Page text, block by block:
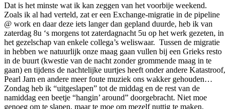
Dat is het minste wat ik kan zeggen van het voorbije weekend.
Zoals ik al had verteld, zat er een Exchange-migratie in de pipeline
@ work en daar deze iets langer dan gepland duurde, heb ik van
zaterdag 8u ‘s morgens tot zaterdagnacht 5u op het werk gezeten, in
het gezelschap van enkele collega’s weliswaar. Tussen de migratie
in hebben we natuurlijk onze maag gaan vullen bij een Grieks resto
in de buurt (kwestie van de nacht zonder grommende maag in te
gaan) en tijdens de nachtelijke uurtjes heeft onder andere Katastroof,
Pearl Jam en andere meer foute muziek ons wakker gehouden…
Zondag heb ik “uitgeslapen” tot de middag en de rest van de
namiddag een beetje “hangin’ around” doorgebracht. Niet moe
genoeg om te slapen, maar te moe om mezelf nuttig te maken.